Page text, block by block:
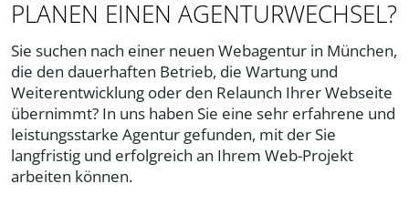
PLANEN EINEN AGENTURWECHSEL?
Sie suchen nach einer neuen Webagentur in München,
die den dauerhaften Betrieb, die Wartung und
Weiterentwicklung oder den Relaunch Ihrer Webseite
übernimmt? In uns haben Sie eine sehr erfahrene und
leistungsstarke Agentur gefunden, mit der Sie
langfristig und erfolgreich an Ihrem Web-Projekt
arbeiten können.